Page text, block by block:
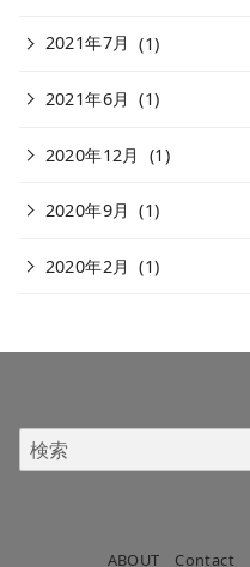
2021年7月 (1)
2021年6月 (1)
2020年12月 (1)
2020年9月 (1)
2020年2月 (1)
ABOUT Contact